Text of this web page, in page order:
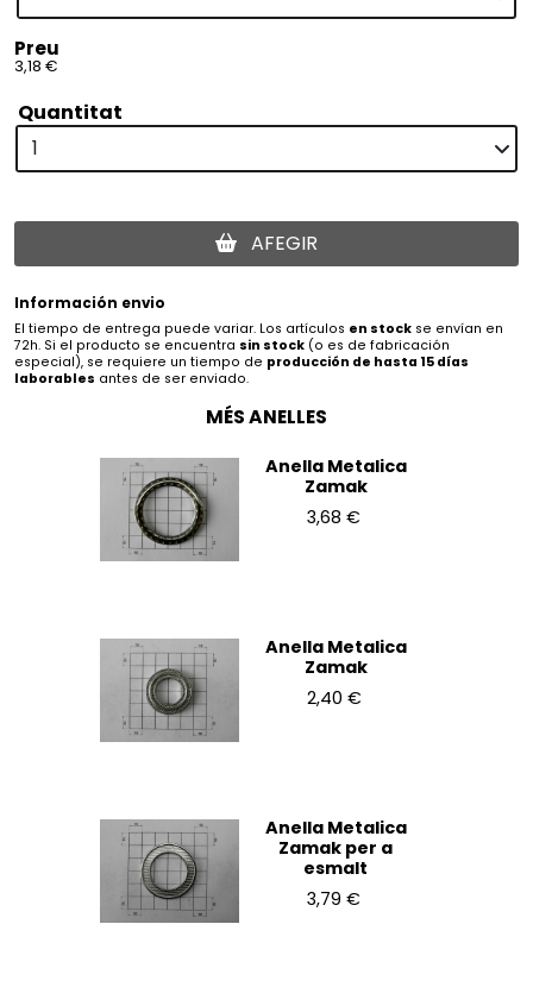
Preu
3,18 €
Quantitat
AFEGIR
Información envio
El tiempo de entrega puede variar. Los artículos en stock se envían en
72h. Si el producto se encuentra sin stock (o es de fabricación
especial), se requiere un tiempo de producción de hasta 15 días
laborables antes de ser enviado.
MÉS ANELLES
Anella Metalica
Zamak
3,68 €
Anella Metalica
Zamak
2,40 €
Anella Metalica
Zamak per a
esmalt
3,79 €